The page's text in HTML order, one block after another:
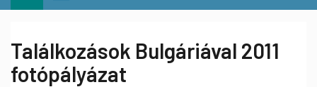
Találkozások Bulgáriával 2011
fotópályázat